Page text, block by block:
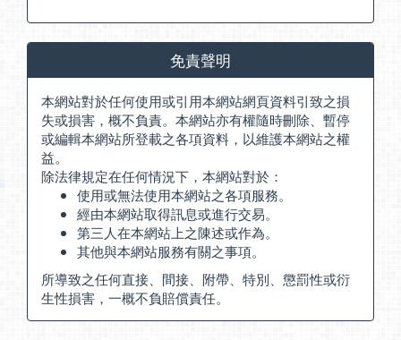
免責聲明
本網站對於任何使用或引用本網站網頁資料引致之損
失或損害，概不負責。本網站亦有權隨時刪除、暫停
或編輯本網站所登載之各項資料，以維護本網站之權
益。
除法律規定在任何情況下，本網站對於：
使用或無法使用本網站之各項服務。
經由本網站取得訊息或進行交易。
第三人在本網站上之陳述或作為。
其他與本網站服務有關之事項。
所導致之任何直接、間接、附帶、特別、懲罰性或衍
生性損害，一概不負賠償責任。